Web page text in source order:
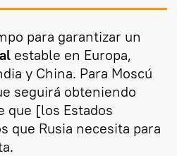
para garantizar un
estable en Europa,
y China. Para Moscú
seguirá obteniendo
que [los Estados
que Rusia necesita para